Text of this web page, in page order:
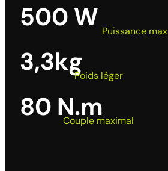
500 W Puissance max
3,3kgPoids léger
80 N.m
Couple maximal